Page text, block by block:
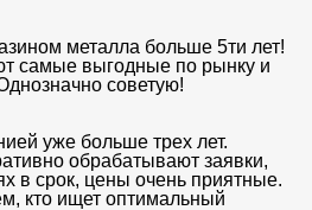
металла больше 5ти лет!
самые выгодные по рынку и
советую!
уже больше трех лет.
обрабатывают заявки,
в срок, цены очень приятные.
кто ищет оптимальный